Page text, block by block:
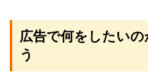
広告で何をしたい
う